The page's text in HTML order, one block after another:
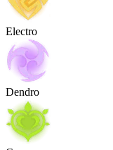
Electro
Dendro